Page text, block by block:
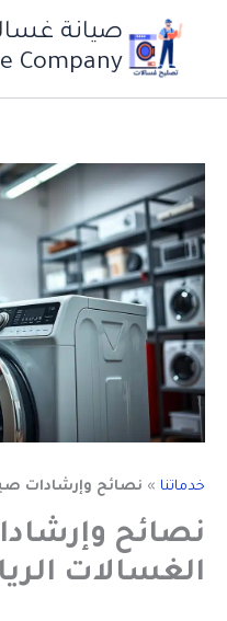
المحتوى
صيانة
Company
خدماتنا » نصائح وإرشادات
نصائح
الغسالات